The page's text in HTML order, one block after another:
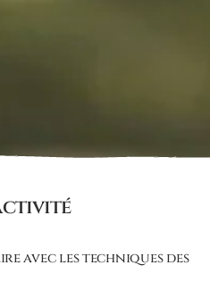
avec les techniques des